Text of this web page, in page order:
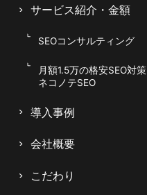
サービス紹介 ・金額
SEOコンサルティング
月額1.5万の格安SEO対策
ネコノテSEO
導入事例
会社概要
こだわり